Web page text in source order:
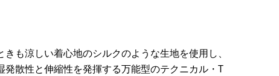
きも涼しい着心地のシルクのような生地を使用し、
発散性と伸縮性を発揮する万能型のテクニカル・T